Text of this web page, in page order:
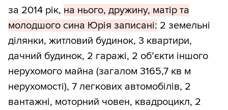
за 2014 рік, на нього, дружину, матір та
молодшого сина Юрія записані: 2 земельні
ділянки, житловий будинок, 3 квартири,
дачний будинок, 2 гаражі, 2 об’єкти іншого
нерухомого майна (загалом 3165,7 кв м
нерухомості), 7 легкових автомобілів, 2
вантажні, моторний човен, квадроцикл, 2